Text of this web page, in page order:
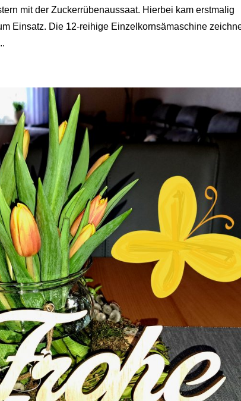
mit der Zuckerrübenaussaat. Hierbei kam erstmalig
Einsatz. Die 12-reihige Einzelkornsämaschine